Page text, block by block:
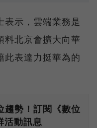
表示，雲端業務是
料北京會擴大向華
此表達力挺華為的
勢！訂閱《數位
活動訊息